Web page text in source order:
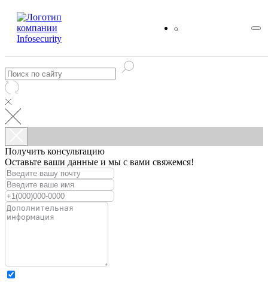
Получить консультацию
Оставьте ваши данные и мы с вами свяжемся!